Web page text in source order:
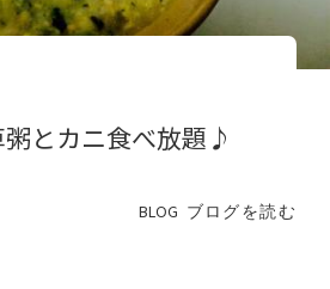
とカニ食べ放題♪
BLOG ブログを読む